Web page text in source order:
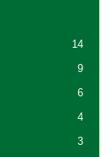
14
9
6
4
3